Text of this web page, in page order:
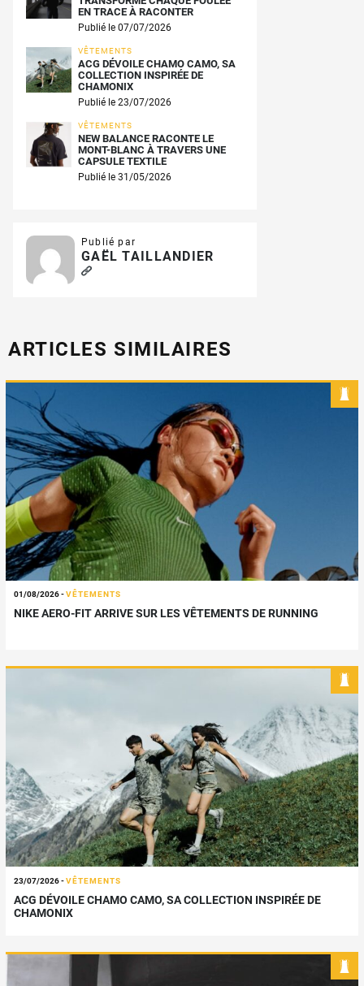
EN TRACE À RACONTER
Publié le 07/07/2026
VÊTEMENTS
ACG DÉVOILE CHAMO CAMO, SA
COLLECTION INSPIRÉE DE
CHAMONIX
Publié le 23/07/2026
VÊTEMENTS
NEW BALANCE RACONTE LE
MONT-BLANC À TRAVERS UNE
CAPSULE TEXTILE
Publié le 31/05/2026
Publié par
GAËL TAILLANDIER
ARTICLES SIMILAIRES
01/08/2026-VÊTEMENTS
NIKE AERO-FIT ARRIVE SUR LES VÊTEMENTS DE RUNNING
23/07/2026-VÊTEMENTS
ACG DÉVOILE CHAMO CAMO, SA COLLECTION INSPIRÉE DE
CHAMONIX